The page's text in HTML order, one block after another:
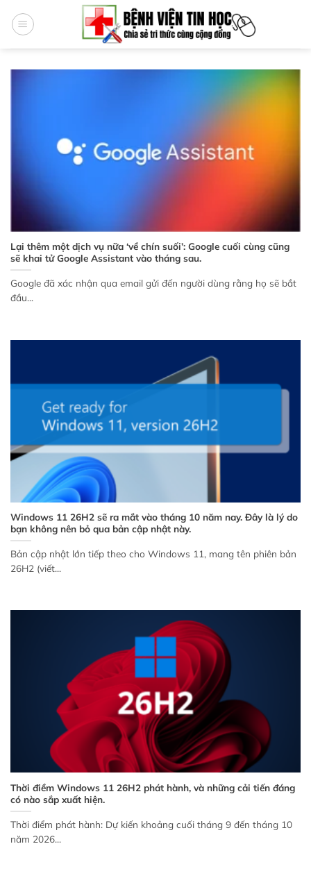
qua
Lại thêm một dịch vụ nữa ‘về chín suối’: Google cuối cùng cũng
sẽ khai tử Google Assistant vào tháng sau.
Google đã xác nhận qua email gửi đến người dùng rằng họ sẽ bắt
đầu...
Windows 11 26H2 sẽ ra mắt vào tháng 10 năm nay. Đây là lý do
bạn không nên bỏ qua bản cập nhật này.
Bản cập nhật lớn tiếp theo cho Windows 11, mang tên phiên bản
26H2 (viết...
Thời điềm Windows 11 26H2 phát hành, và những cải tiến đáng
có nào sắp xuất hiện.
Thời điểm phát hành: Dự kiến khoảng cuối tháng 9 đến tháng 10
năm 2026...